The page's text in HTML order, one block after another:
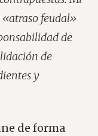
feudal»
de
de
y
de forma